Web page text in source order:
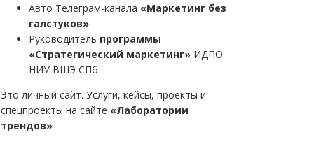
Авто Телеграм-канала «Маркетинг без
галстуков»
Руководитель программы
«Стратегический маркетинг» ИДПО
НИУ ВШЭ СПб
Это личный сайт. Услуги, кейсы, проекты и
спецпроекты на сайте «Лаборатории
трендов»